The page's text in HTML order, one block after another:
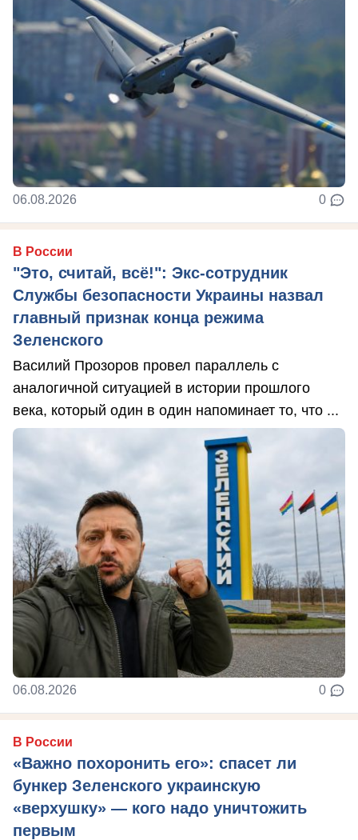
06.08.2026 0
В России
"Это, считай, всё!": Экс-сотрудник
Службы безопасности Украины назвал
главный признак конца режима
Зеленского
Василий Прозоров провел параллель с
аналогичной ситуацией в истории прошлого
века, который один в один напоминает то, что ...
06.08.2026 0
В России
«Важно похоронить его»: спасет ли
бункер Зеленского украинскую
«верхушку» — кого надо уничтожить
первым